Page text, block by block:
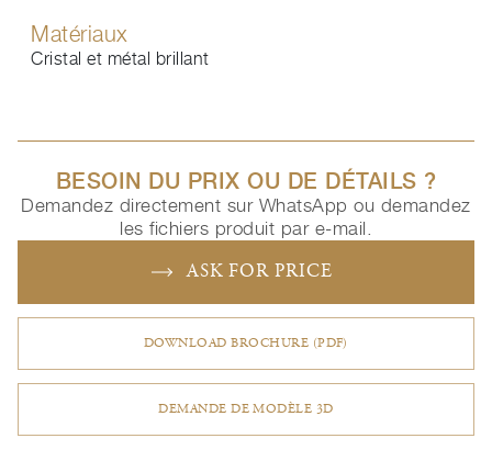
Matériaux
Cristal et métal brillant
BESOIN DU PRIX OU DE DÉTAILS ?
Demandez directement sur WhatsApp ou demandez
les fichiers produit par e-mail.
ASK FOR PRICE
DOWNLOAD BROCHURE (PDF)
DEMANDE DE MODÈLE 3D